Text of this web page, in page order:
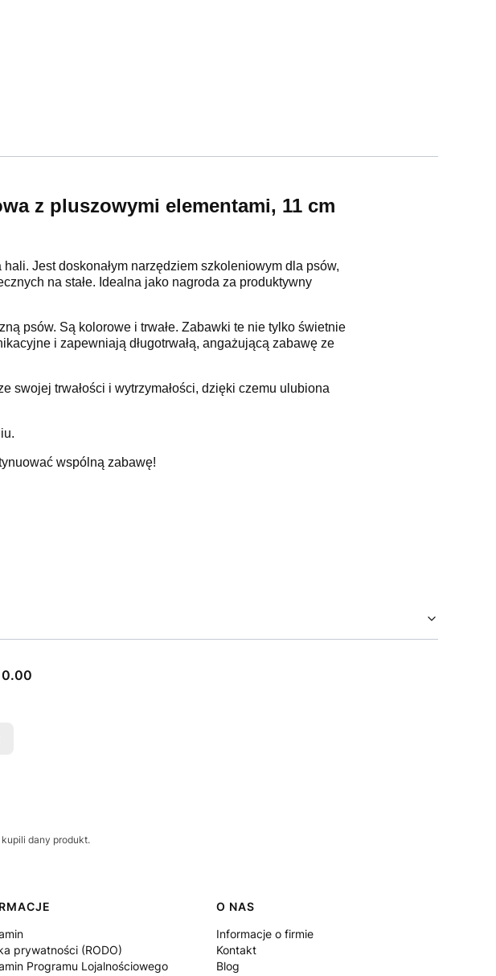
z pluszowymi elementami, 11 cm
Jest doskonałym narzędziem szkoleniowym dla psów,
na stałe. Idealna jako nagroda za produktywny
psów. Są kolorowe i trwałe. Zabawki te nie tylko świetnie
i zapewniają długotrwałą, angażującą zabawę ze
swojej trwałości i wytrzymałości, dzięki czemu ulubiona
wspólną zabawę!
0.00
dany produkt.
prywatności (RODO)
Programu Lojalnościowego
O NAS
Informacje o firmie
Kontakt
Blog